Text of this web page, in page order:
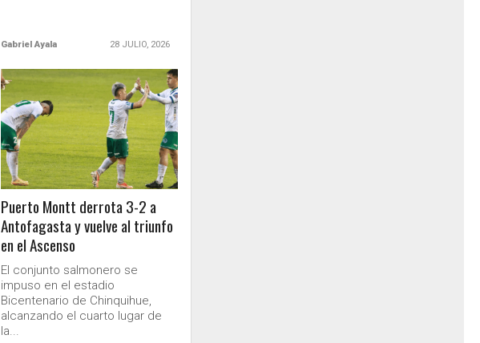
Gabriel Ayala 28 JULIO, 2026
LEER MÁS
Puerto Montt derrota 3-2 a
Antofagasta y vuelve al triunfo
en el Ascenso
El conjunto salmonero se
impuso en el estadio
Bicentenario de Chinquihue,
alcanzando el cuarto lugar de
la...